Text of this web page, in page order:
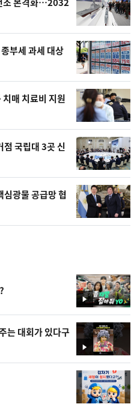
부세 과세 대상
매 치료비 지원
국립대 3곳 신
광물 공급망 협
영
상
영
상
는 대회가 있다구